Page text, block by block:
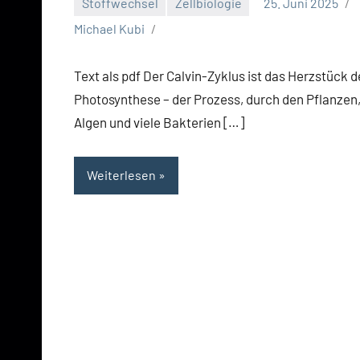
Michael Kubi
Text als pdf Der Calvin-Zyklus ist das Herzstück
Photosynthese – der Prozess, durch den Pflanzen,
Algen und viele Bakterien […]
Weiterlesen